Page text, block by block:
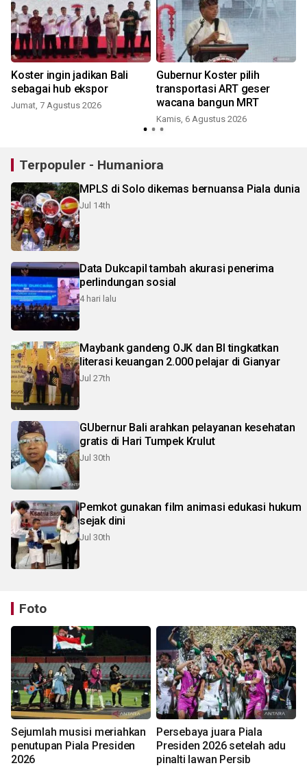
Koster ingin jadikan Bali
sebagai hub ekspor
Jumat, 7 Agustus 2026
Gubernur Koster pilih
transportasi ART geser
wacana bangun MRT
Kamis, 6 Agustus 2026
Terpopuler - Humaniora
MPLS di Solo dikemas bernuansa Piala dunia
Jul 14th
Data Dukcapil tambah akurasi penerima
perlindungan sosial
4 hari lalu
Maybank gandeng OJK dan BI tingkatkan
literasi keuangan 2.000 pelajar di Gianyar
Jul 27th
GUbernur Bali arahkan pelayanan kesehatan
gratis di Hari Tumpek Krulut
Jul 30th
Pemkot gunakan film animasi edukasi hukum
sejak dini
Jul 30th
Foto
Sejumlah musisi meriahkan
penutupan Piala Presiden
2026
Persebaya juara Piala
Presiden 2026 setelah adu
pinalti lawan Persib